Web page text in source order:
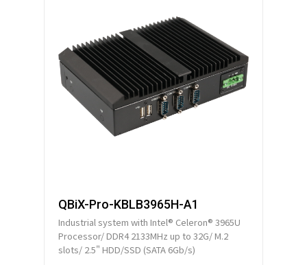
QBiX-Pro-KBLB3965H-A1
Industrial system with Intel® Celeron® 3965U
Processor/ DDR4 2133MHz up to 32G/ M.2
slots/ 2.5" HDD/SSD (SATA 6Gb/s)
技宸股份有限公司GIGAIPC
Reserved.